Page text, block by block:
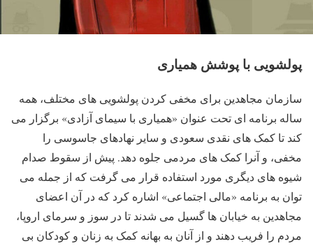
پولشویی با پوشش همیاری
سازمان مجاهدین برای مخفی کردن پولشویی های مختلف، همه
ساله برنامه ای تحت عنوان «همیاری با سیمای آزادی» برگزار می
کند تا کمک های نقدی سعودی و سایر نهادهای جاسوسی را
مخفی، و آنرا کمک های مردمی جلوه دهد. پیش از سقوط صدام
شیوه های دیگری مورد استفاده قرار می گرفت که از جمله می
توان به برنامه «مالی اجتماعی» اشاره کرد که در آن اعضای
مجاهدین به خیابان ها گسیل می شدند تا در سوز و سرمای اروپا،
مردم را فریب دهند و از آنان به بهانه کمک به زنان و کودکان بی